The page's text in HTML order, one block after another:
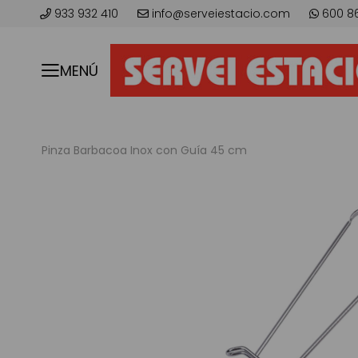
933 932 410 info@serveiestacio.com 600
MENÚ
Pinza Barbacoa Inox con Guía 45 cm